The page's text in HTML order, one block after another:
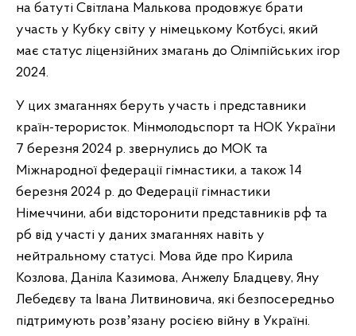
на батуті Світлана Малькова продовжує брати
участь у Кубку світу у німецькому Котбусі, який
має статус ліцензійних змагань до Олімпійських ігор
2024.
У цих змаганнях беруть участь і представники
країн-терористок. Мінмолодьспорт та НОК України
7 березня 2024 р. звернулись до МОК та
Міжнародної федерації гімнастики, а також 14
березня 2024 р. до Федерації гімнастики
Німеччини, аби відсторонити представників рф та
рб від участі у даних змаганнях навіть у
нейтральному статусі. Мова йде про Кирила
Козлова, Даніла Казимова, Анжелу Бладцеву, Яну
Лебедєву та Івана Литвиновича, які безпосередньо
підтримують розвʼязану росією війну в Україні.